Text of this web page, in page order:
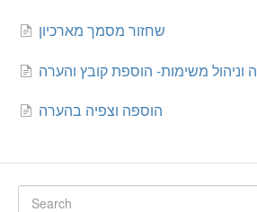
שחזור מסמך מארכיון
וניהול משימות- הוספת קובץ והערה
הוספה וצפיה בהערה